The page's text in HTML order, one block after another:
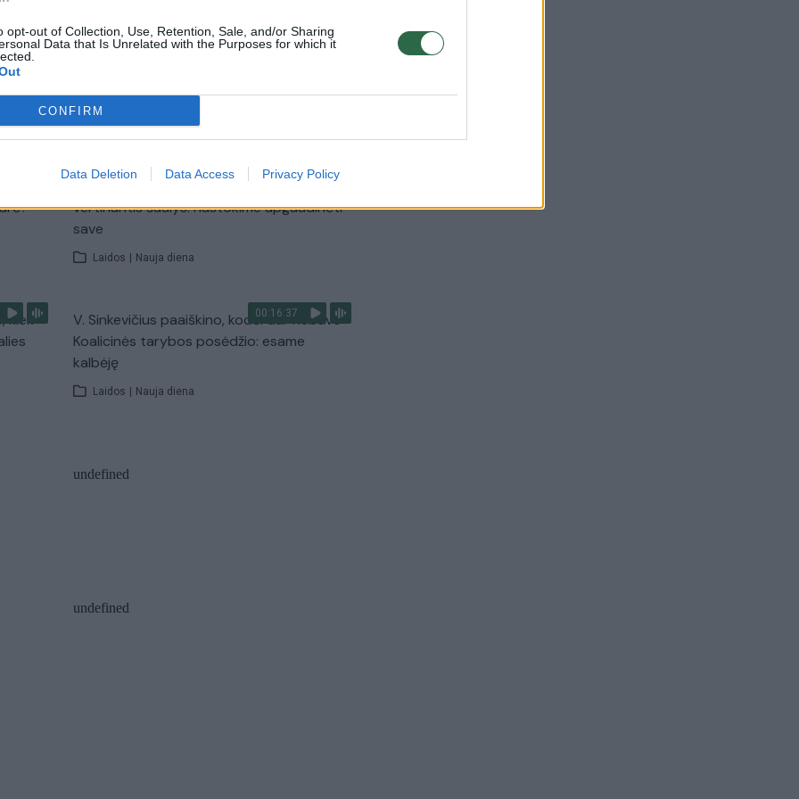
opt-out of Collection, Use, Retention, Sale, and/or Sharing
Data that Is Unrelated with the Purposes for which it
CONFIRM
Data Deletion Data Access Privacy Policy
Žinios | Orai
00:11:27
Lietuvos pasiruošimą pavojams neigiamai
vertinantis šaulys: nustokime apgaudinėti
save
Laidos | Nauja diena
kiek
00:16:37
V. Sinkevičius paaiškino, kodėl dar nebuvo
Koalicinės tarybos posėdžio: esame
kalbėję
Laidos | Nauja diena